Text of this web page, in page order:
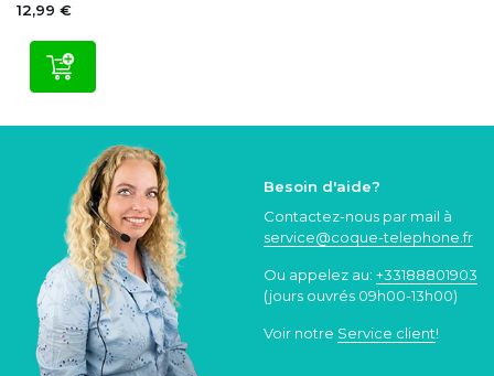
12,99 €
Besoin d'aide?
Contactez-nous par mail à
service@coque-telephone.fr
Ou appelez au: +33188801903
(jours ouvrés 09h00-13h00)
Voir notre Service client!